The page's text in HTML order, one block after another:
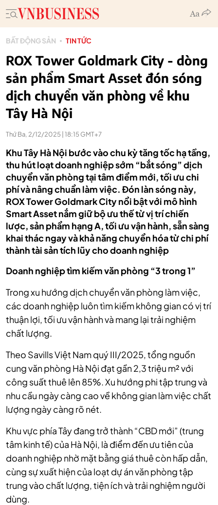
BẤT ĐỘNG SẢN TIN TỨC
ROX Tower Goldmark City - dòng
sản phẩm Smart Asset đón sóng
dịch chuyển văn phòng về khu
Tây Hà Nội
Thứ Ba, 2/12/2025 | 18:15 GMT+7
Khu Tây Hà Nội bước vào chu kỳ tăng tốc hạ tầng,
thu hút loạt doanh nghiệp sớm “bắt sóng” dịch
chuyển văn phòng tại tâm điểm mới, tối ưu chi
phí và nâng chuẩn làm việc. Đón làn sóng này,
ROX Tower Goldmark City nổi bật với mô hình
Smart Asset nắm giữ bộ ưu thế từ vị trí chiến
lược, sản phẩm hạng A, tối ưu vận hành, sẵn sàng
khai thác ngay và khả năng chuyển hóa từ chi phí
thành tài sản tích lũy cho doanh nghiệp
Doanh nghiệp tìm kiếm văn phòng “3 trong 1”
Trong xu hướng dịch chuyển văn phòng làm việc,
các doanh nghiệp luôn tìm kiếm không gian có vị trí
thuận lợi, tối ưu vận hành và mang lại trải nghiệm
chất lượng.
Theo Savills Việt Nam quý III/2025, tổng nguồn
cung văn phòng Hà Nội đạt gần 2,3 triệu m² với
công suất thuê lên 85%. Xu hướng phi tập trung và
nhu cầu ngày càng cao về không gian làm việc chất
lượng ngày càng rõ nét.
Khu vực phía Tây đang trở thành “CBD mới” (trung
tâm kinh tế) của Hà Nội, là điểm đến ưu tiên của
doanh nghiệp nhờ mặt bằng giá thuê còn hấp dẫn,
cùng sự xuất hiện của loạt dự án văn phòng tập
trung vào chất lượng, tiện ích và trải nghiệm người
dùng.